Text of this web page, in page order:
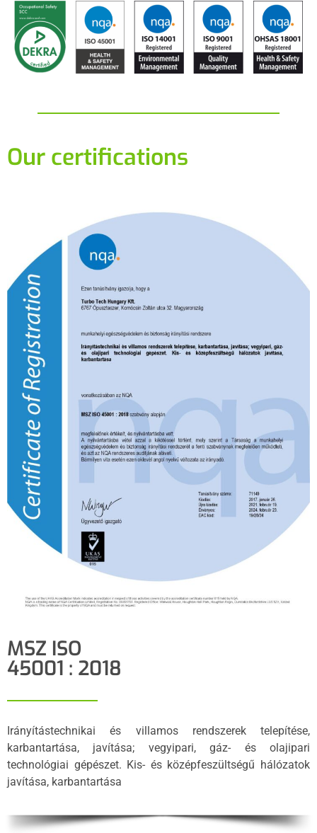
Our certifications
MSZ ISO
45001 : 2018
Irányítástechnikai és villamos rendszerek telepítése,
karbantartása, javítása; vegyipari, gáz- és olajipari
technológiai gépészet. Kis- és középfeszültségű hálózatok
javítása, karbantartása